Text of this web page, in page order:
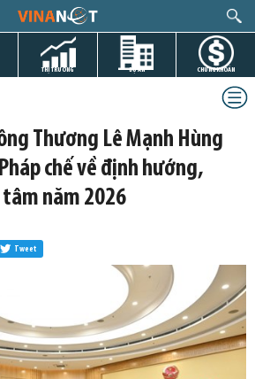
THỊ TRƯỜNG DỰ ÁN CHỨNG KHOÁN
Thương Lê Mạnh Hùng
chế về định hướng,
năm 2026
Tweet